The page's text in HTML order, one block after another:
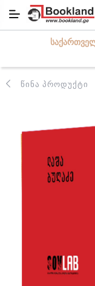
ᲬᲘᲜᲐ ᲞᲠᲝᲓᲣᲥᲢᲘ